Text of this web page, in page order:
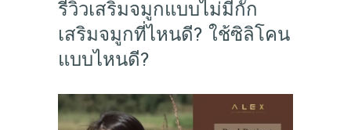
รีวิวเสริมจมูกแบบไม่มีกั๊ก
เสริมจมูกที่ไหนดี? ใช้ซิลิโคน
แบบไหนดี?